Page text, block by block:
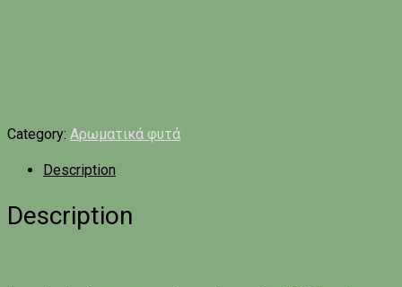
Category: Αρωματικά φυτά
Description
Description